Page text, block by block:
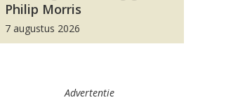
Philip Morris
7 augustus 2026
Advertentie